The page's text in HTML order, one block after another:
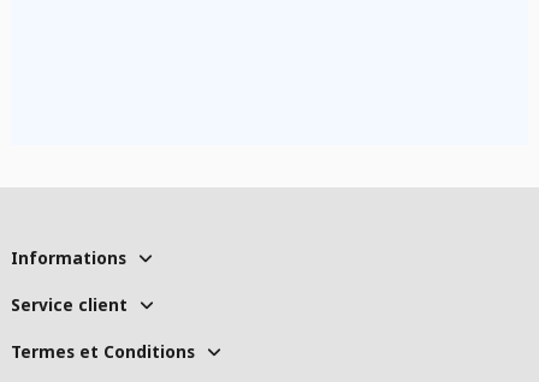
Informations
Service client
Termes et Conditions